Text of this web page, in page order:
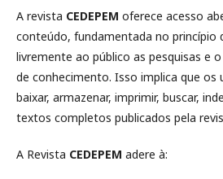
A revista CEDEPEM oferece acesso
conteúdo, fundamentada no princípio
livremente ao público as pesquisas e
de conhecimento. Isso implica que os
baixar, armazenar, imprimir, buscar,
textos completos publicados pela
A Revista CEDEPEM adere à: